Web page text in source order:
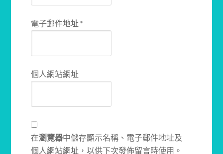
電子郵件地址*
個人網站網址
在瀏覽器中儲存顯示名稱、電子郵件地址及
個人網站網址，以供下次發佈留言時使用。